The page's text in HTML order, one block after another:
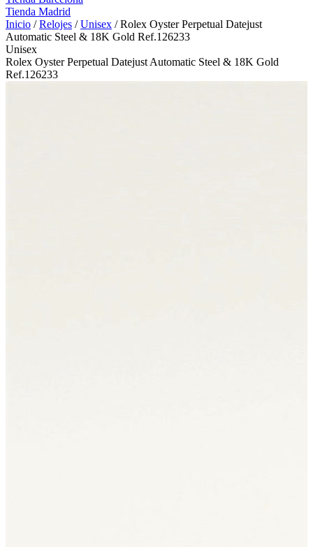
Tienda Madrid
Inicio /Relojes /Unisex / Rolex Oyster Perpetual Datejust
Automatic Steel & 18K Gold Ref.126233
Unisex
Rolex Oyster Perpetual Datejust Automatic Steel & 18K Gold
Ref.126233